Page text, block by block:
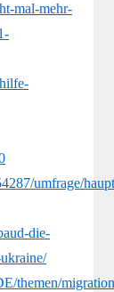
mal-mehr-
umfrage/
die-
themen/